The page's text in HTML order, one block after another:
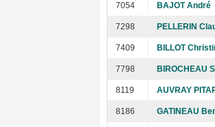
7054 BAJOT André
7298 PELLERIN
7409 BILLOT
7798 BIROCHEAU
8119 AUVRAY
8186 GATINEAU